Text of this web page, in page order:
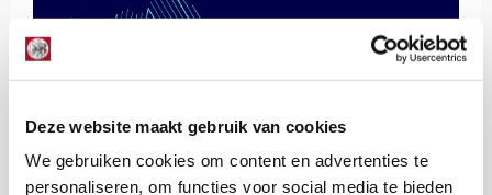
Deze website maakt gebruik van cookies
We gebruiken cookies om content en advertenties te
personaliseren, om functies voor social media te bieden
Bekijk alle berichten van De Redactie